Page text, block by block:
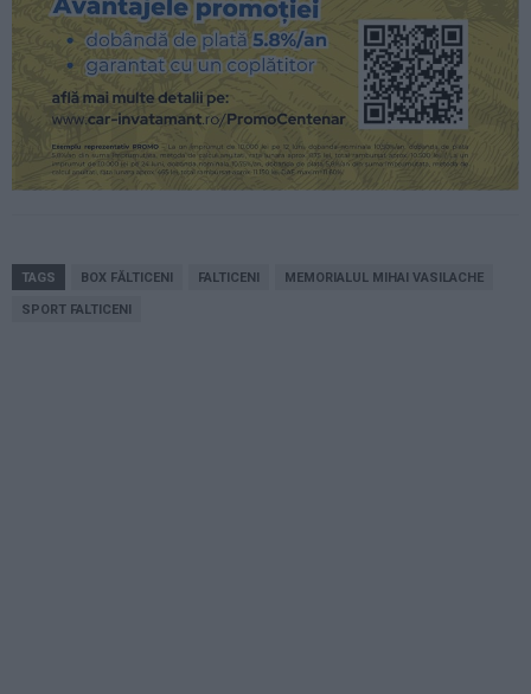
TAGS BOX FĂLTICENI FALTICENI MEMORIALUL MIHAI VASILACHE
SPORT FALTICENI